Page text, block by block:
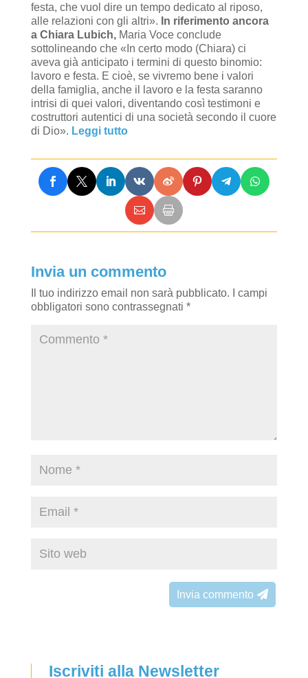
festa, che vuol dire un tempo dedicato al riposo,
alle relazioni con gli altri». In riferimento ancora
a Chiara Lubich,Maria Voce conclude
sottolineando che «In certo modo (Chiara) ci
aveva già anticipato i termini di questo binomio:
lavoro e festa. E cioè, se vivremo bene i valori
della famiglia, anche il lavoro e la festa saranno
intrisi di quei valori, diventando così testimoni e
costruttori autentici di una società secondo il cuore
di Dio». Leggi tutto
Invia un commento
Il tuo indirizzo email non sarà pubblicato.
I campi
obbligatori sono contrassegnati *
Invia commento
Iscriviti alla Newsletter